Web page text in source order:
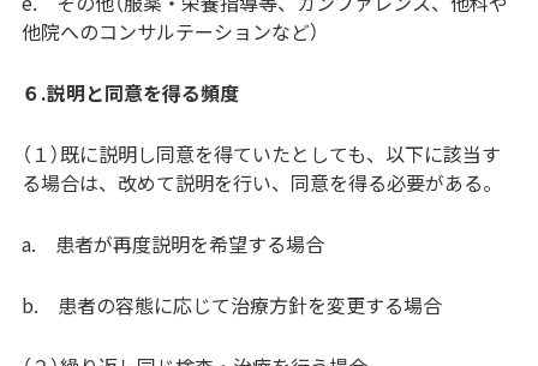
他院へのコンサルテーションなど）
６.説明と同意を得る頻度
（１）既に説明し同意を得ていたとしても、以下に該当す
る場合は、改めて説明を行い、同意を得る必要がある。
a. 患者が再度説明を希望する場合
b. 患者の容態に応じて治療方針を変更する場合